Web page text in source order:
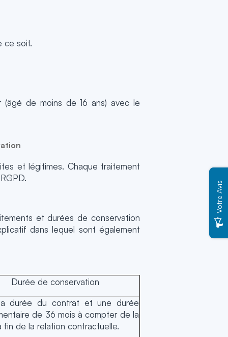
ce soit.
(âgé de moins de 16 ans) avec le
et légitimes. Chaque traitement
et durées de conservation
dans lequel sont également
Durée de conservation
durée du contrat et une durée
de 36 mois à compter de la
fin de la relation contractuelle.
Votre Avis